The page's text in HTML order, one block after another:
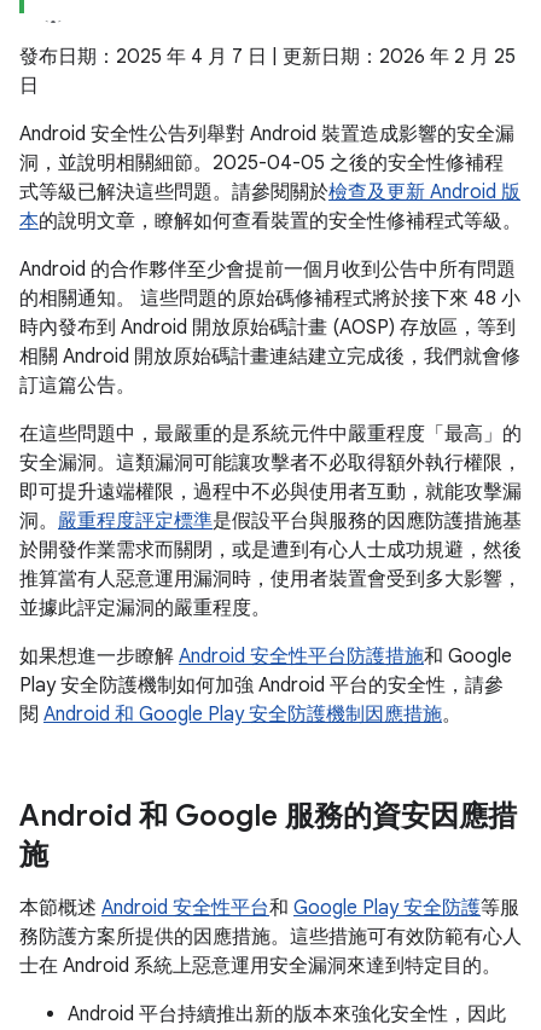
發布日期：2025 年 4 月 7 日 | 更新日期：2026 年 2 月 25
日
Android 安全性公告列舉對 Android 裝置造成影響的安全漏
洞，並說明相關細節。2025-04-05 之後的安全性修補程
式等級已解決這些問題。請參閱關於檢查及更新 Android 版
本的說明文章，瞭解如何查看裝置的安全性修補程式等級。
Android 的合作夥伴至少會提前一個月收到公告中所有問題
的相關通知。 這些問題的原始碼修補程式將於接下來 48 小
時內發布到 Android 開放原始碼計畫 (AOSP) 存放區，等到
相關 Android 開放原始碼計畫連結建立完成後，我們就會修
訂這篇公告。
在這些問題中，最嚴重的是系統元件中嚴重程度「最高」的
安全漏洞。這類漏洞可能讓攻擊者不必取得額外執行權限，
即可提升遠端權限，過程中不必與使用者互動，就能攻擊漏
洞。 嚴重程度評定標準是假設平台與服務的因應防護措施基
於開發作業需求而關閉，或是遭到有心人士成功規避，然後
推算當有人惡意運用漏洞時，使用者裝置會受到多大影響，
並據此評定漏洞的嚴重程度。
如果想進一步瞭解 Android 安全性平台防護措施和 Google
Play 安全防護機制如何加強 Android 平台的安全性，請參
閱 Android 和 Google Play 安全防護機制因應措施。
Android 和 Google 服務的資安因應措
施
本節概述 Android 安全性平台和 Google Play 安全防護等服
務防護方案所提供的因應措施。這些措施可有效防範有心人
士在 Android 系統上惡意運用安全漏洞來達到特定目的。
Android 平台持續推出新的版本來強化安全性，因此